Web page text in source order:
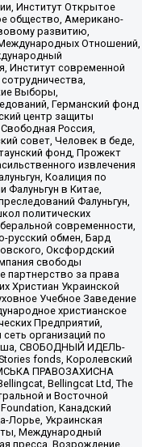
Институт Открытое
общество, Американо-
развитию,
Отношений,
Институт современной
Выборы,
Германский фонд
центр защиты
Россия,
совет, Человек в беде,
фонд, Прожект
извлечения
Коалиция по
в Китае,
Фалуньгун,
политических
современности,
русский обмен, Бард
Оксфордский
свободы
за права
Христиан Украинской
Учебное Заведение
христианское
Предприятий,
организаций по
СВОБОДНЫЙ ИДЕЛЬ-
fonds, Королевский
ПРАВОЗАХИСНА
Bellingcat Ltd, The
и Восточной
Канадский
Лорье, Украинская
Международный
пресса, Возрождение,